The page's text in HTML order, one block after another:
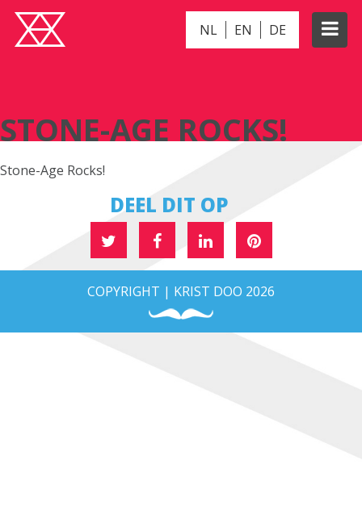
NL EN DE
STONE-AGE ROCKS!
Stone-Age Rocks!
DEEL DIT OP
COPYRIGHT | KRIST DOO 2026